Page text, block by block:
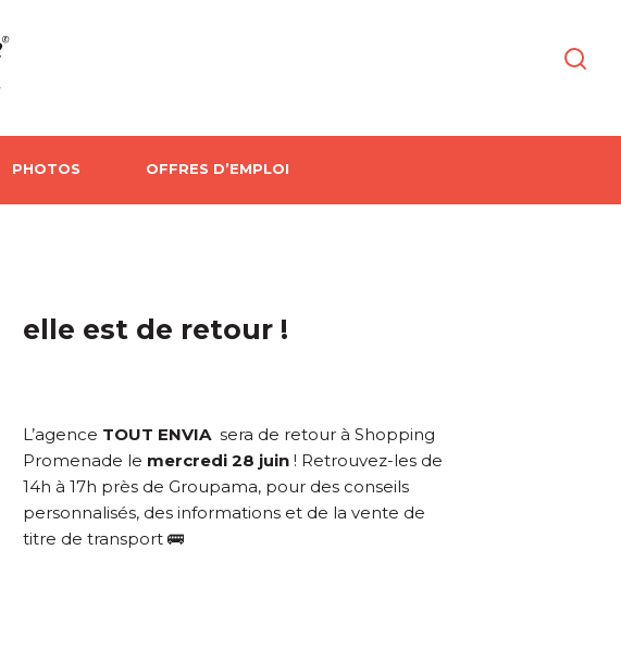
PHOTOS OFFRES D’EMPLOI
elle est de retour !
L’agence TOUT ENVIAsera de retour à Shopping
Promenade le mercredi 28 juin! Retrouvez-les de
14h à 17h près de Groupama, pour des conseils
personnalisés, des informations et de la vente de
titre de transport 🚌